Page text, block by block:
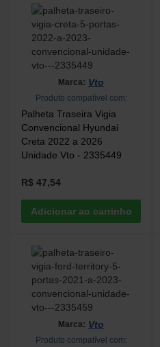
Marca: Vto
Produto compatível com:
Palheta Traseira Vigia
Convencional Hyundai
Creta 2022 a 2026
Unidade Vto - 2335449
R$ 47,54
Marca: Vto
Produto compatível com: